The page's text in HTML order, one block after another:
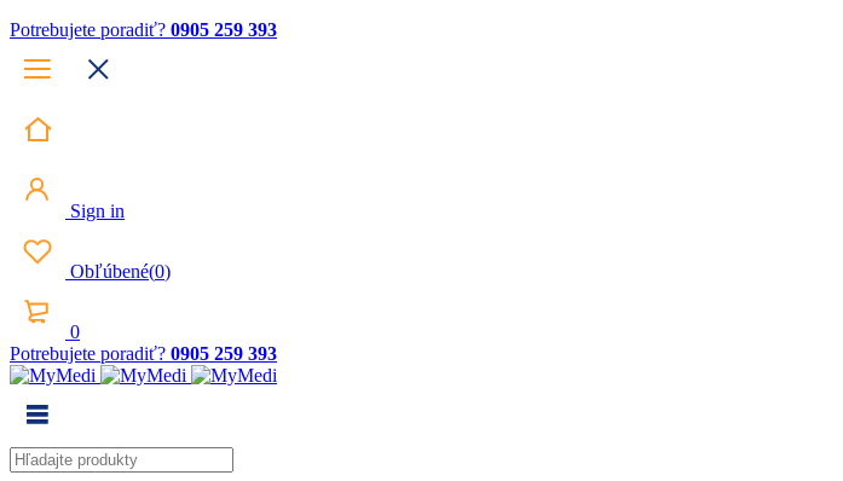
Potrebujete poradiť? 0905 259 393
Sign in
Obľúbené(0)
0
Potrebujete poradiť? 0905 259 393